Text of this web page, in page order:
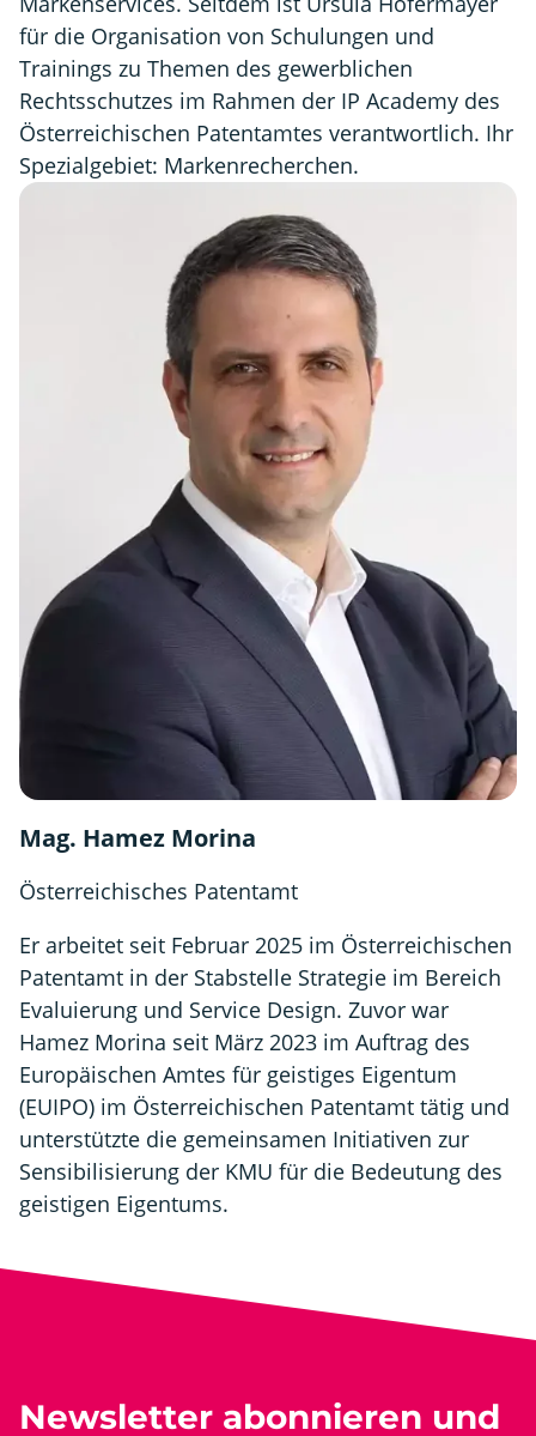
für die Organisation von Schulungen und
Trainings zu Themen des gewerblichen
Rechtsschutzes im Rahmen der IP Academy des
Österreichischen Patentamtes verantwortlich. Ihr
Spezialgebiet: Markenrecherchen.
Mag. Hamez Morina
Österreichisches Patentamt
Er arbeitet seit Februar 2025 im Österreichischen
Patentamt in der Stabstelle Strategie im Bereich
Evaluierung und Service Design. Zuvor war
Hamez Morina seit März 2023 im Auftrag des
Europäischen Amtes für geistiges Eigentum
(EUIPO) im Österreichischen Patentamt tätig und
unterstützte die gemeinsamen Initiativen zur
Sensibilisierung der KMU für die Bedeutung des
geistigen Eigentums.
Newsletter abonnieren und